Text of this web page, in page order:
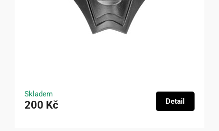
Skladem
200 Kč Detail